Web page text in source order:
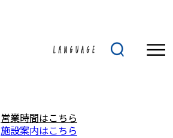
営業時間はこちら
施設案内はこちら